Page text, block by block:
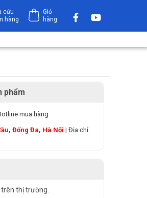
cứu
hàng
Giỏ
hàng
phẩm
mua hàng
Đống Đa, Hà Nội | Địa chỉ
thị trường.